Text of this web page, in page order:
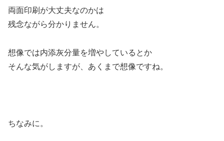
両面印刷が大丈夫なのかは
残念ながら分かりません。
想像では内添灰分量を増やしているとか
そんな気がしますが、あくまで想像ですね。
ちなみに。